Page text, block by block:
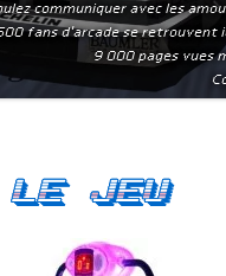
communiquer avec les
fans d'arcade se retrouvent
9 000 pages vues
Le Jeu